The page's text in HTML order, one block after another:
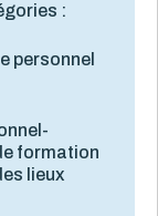
:
personnel
formation
lieux